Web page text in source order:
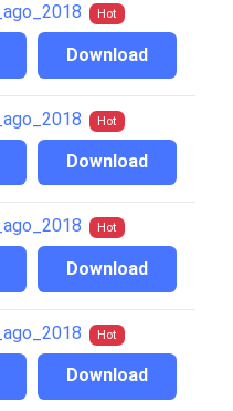
Hot
Download
Hot
Download
Hot
Download
Hot
Download